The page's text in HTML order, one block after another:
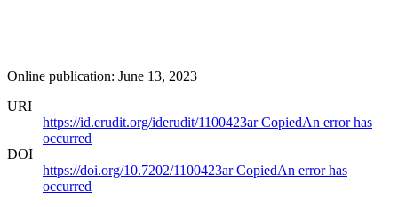
Online publication: June 13, 2023
URI
https://id.erudit.org/iderudit/1100423arCopiedAn error has
occurred
DOI
https://doi.org/10.7202/1100423arCopiedAn error has
occurred